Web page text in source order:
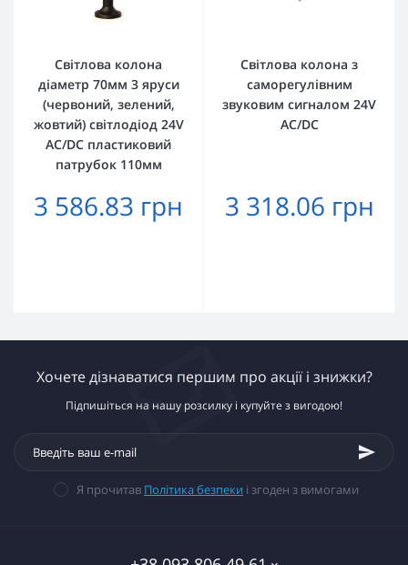
Світлова колона
діаметр 70мм 3 яруси
(червоний, зелений,
жовтий) світлодіод 24V
AC/DC пластиковий
патрубок 110мм
3 586.83 грн
Світлова колона з
саморегулівним
звуковим сигналом 24V
AC/DC
3 318.06 грн
Хочете дізнаватися першим про акції і знижки?
Підпишіться на нашу розсилку і купуйте з вигодою!
Я прочитав Політика безпеки і згоден з вимогами